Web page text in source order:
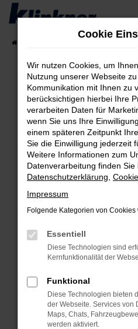
Zum
springen
Fehler:
Beim Laden ist ein Fehler
Hier sind ein paar Tipps,
Überprüfe deine
Internetverbindung.
Laden andere
Suchmaschine?
Prüfe deine
können das Laden
verhindern.
anderen Browser oder
Starte dein Gerät neu.
Das kann manchmal
Probleme zu beheben.
Cookie
Wir nutzen Cookies, um
Nutzung unserer Webseite
Kommunikation mit Ihnen zu
berücksichtigen hierbei Ihre
verarbeiten Daten für
wenn Sie uns Ihre
einem späteren Zeitpunkt
Sie die Einwilligung jederzeit
Weitere Informationen zum
Datenverarbeitung finden Sie
Datenschutzerklärung
Impressum
Folgende Kategorien von
Essentiell
Diese Technologien sind
Kernfunktionalität der
Funktional
Diese Technologien bieten
der Webseite. Services von
Maps, Chats,
werden aktiviert.